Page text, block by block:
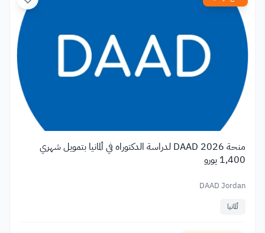
منحة DAAD 2026 لدراسة الدكتوراه في ألمانيا بتمويل شهري
1,400 يورو
DAAD Jordan
ألمانيا